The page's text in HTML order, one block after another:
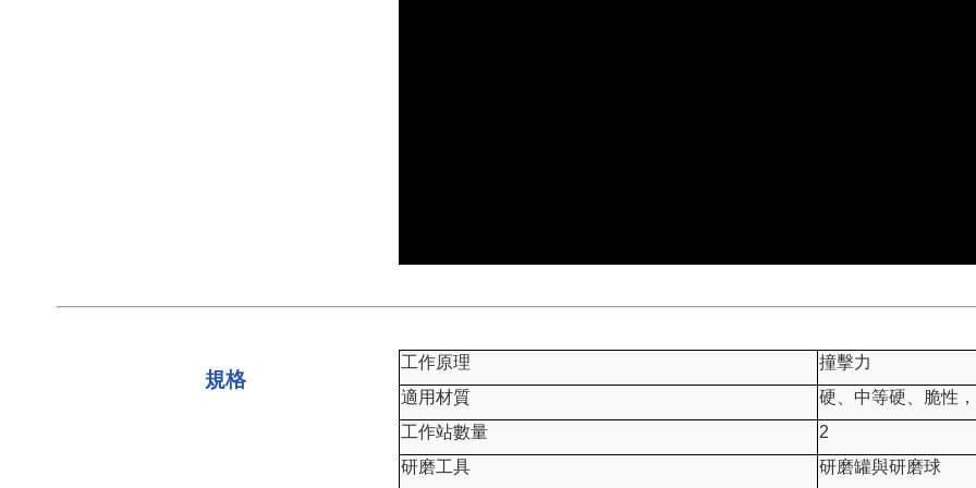
規格
工作原理
撞擊力
適用材質
硬、中等硬、脆性
工作站數量
2
研磨工具
研磨罐與研磨球